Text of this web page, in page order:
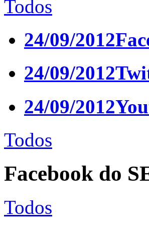
Todos
24/09/2012
24/09/2012
24/09/2012
Todos
Facebook do
Todos